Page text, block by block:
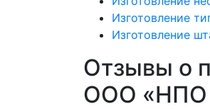
Изготовление
Изготовление
Отзывы о
ООО «НПО